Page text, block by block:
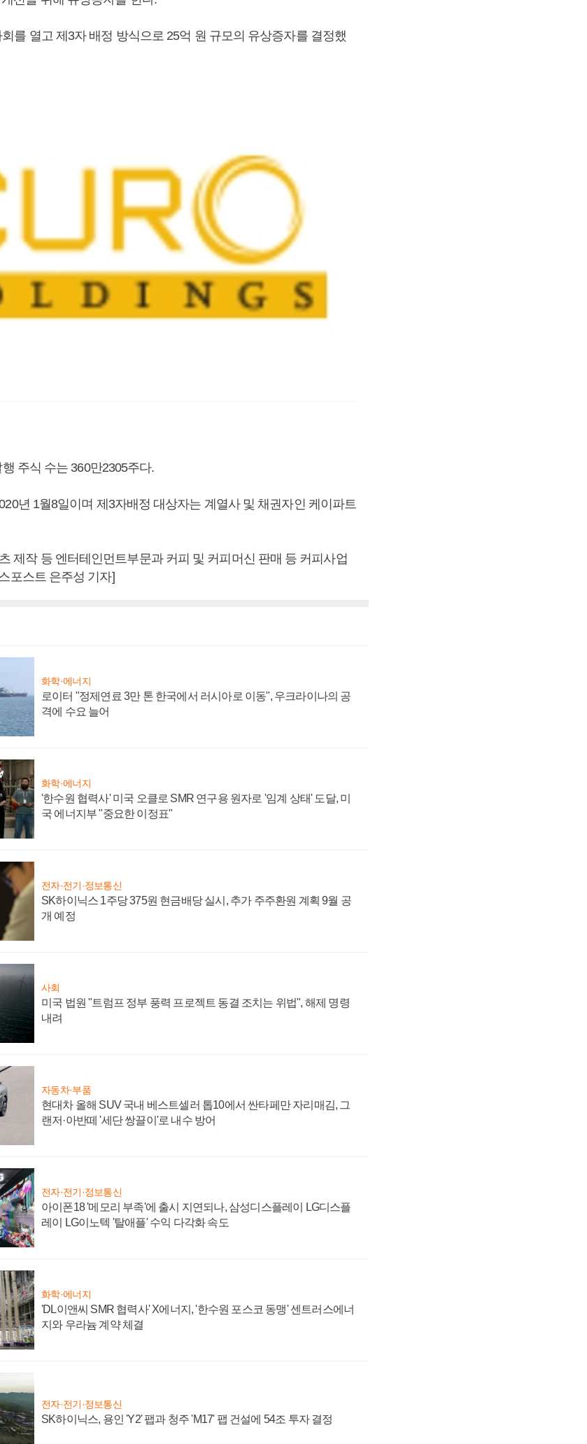
를 열고 제3자 배정 방식으로 25억 원 규모의 유상증자를 결정했
주식 수는 360만2305주다.
년 1월8일이며 제3자배정 대상자는 계열사 및 채권자인 케이파트
제작 등 엔터테인먼트부문과 커피 및 커피머신 판매 등 커피사업
포스트 은주성 기자]
화학·에너지
로이터 "정제연료 3만 톤 한국에서 러시아로 이동", 우크라이나의 공
격에 수요 늘어
화학·에너지
'한수원 협력사' 미국 오클로 SMR 연구용 원자로 '임계 상태' 도달, 미
국 에너지부 "중요한 이정표"
전자·전기·정보통신
SK하이닉스 1주당 375원 현금배당 실시, 추가 주주환원 계획 9월 공
개 예정
사회
미국 법원 "트럼프 정부 풍력 프로젝트 동결 조치는 위법", 해제 명령
내려
자동차·부품
현대차 올해 SUV 국내 베스트셀러 톱10에서 싼타페만 자리매김, 그
랜저·아반떼 '세단 쌍끌이'로 내수 방어
전자·전기·정보통신
아이폰18 '메모리 부족'에 출시 지연되나, 삼성디스플레이 LG디스플
레이 LG이노텍 '탈애플' 수익 다각화 속도
화학·에너지
'DL이앤씨 SMR 협력사' X에너지, '한수원 포스코 동맹' 센트러스에너
지와 우라늄 계약 체결
전자·전기·정보통신
SK하이닉스, 용인 'Y2' 팹과 청주 'M17' 팹 건설에 54조 투자 결정